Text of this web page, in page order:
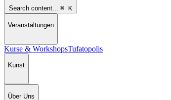
Search content... ⌘ K
Veranstaltungen
Kurse & WorkshopsTufatopolis
Kunst
Über Uns